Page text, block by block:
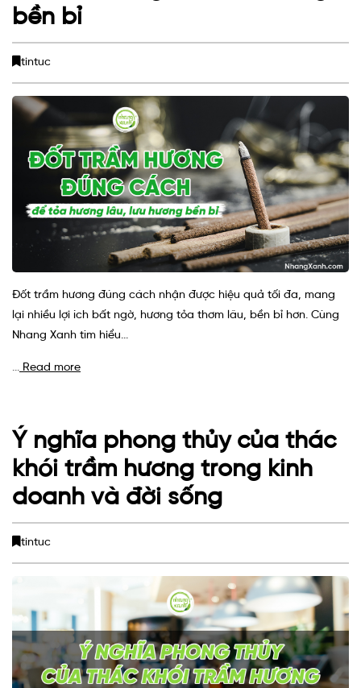
bền bỉ
tintuc
Đốt trầm hương đúng cách nhận được hiệu quả tối đa, mang
lại nhiều lợi ích bất ngờ, hương tỏa thơm lâu, bền bỉ hơn. Cùng
Nhang Xanh tìm hiểu...
Read more
Ý nghĩa phong thủy của thác
khói trầm hương trong kinh
doanh và đời sống
tintuc